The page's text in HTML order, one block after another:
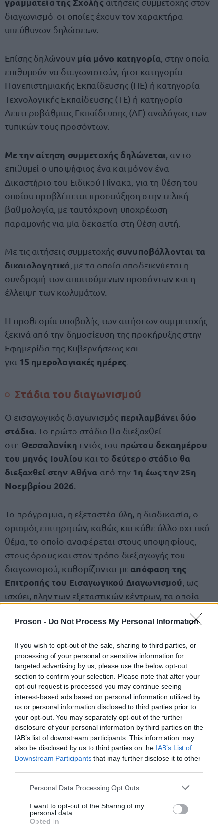
Proson - Do Not Process My Personal Information
If you wish to opt-out of the sale, sharing to third parties, or
processing of your personal or sensitive information for
targeted advertising by us, please use the below opt-out
section to confirm your selection. Please note that after your
opt-out request is processed you may continue seeing
interest-based ads based on personal information utilized by
us or personal information disclosed to third parties prior to
your opt-out. You may separately opt-out of the further
disclosure of your personal information by third parties on the
IAB’s list of downstream participants. This information may
also be disclosed by us to third parties on the IAB’s List of
Downstream Participants that may further disclose it to other
Please note that this website/app uses one or more Google
not limited to your visit or usage behaviour. You may click to
grant or deny consent to Google and its third-party tags to
Personal Data Processing Opt Outs
I want to opt-out of the Sharing of my
personal data.
Opted In
αιτήσεις συμμετοχής στον
διαγωνισμό, οι οποίες έχουν τον χαρακτήρα
υπεύθυνων δηλώσεων.
Επίσης δηλώνουν μία μόνο κατηγορία , στην οποία
επιθυμούν να διαγωνιστούν, ήτοι κατηγορία
Πανεπιστημιακής Εκπαίδευσης (ΠΕ) ή κατηγορία
Τεχνολογικής Εκπαίδευσης (ΤΕ) ή κατηγορία
Δευτεροβάθμιας Εκπαίδευσης (ΔΕ) αναλόγως των
τυπικών τους προσόντων.
Με την αίτηση συμμετοχής δηλώνεται , αν το
επιθυμεί ο υποψήφιος ένα και μόνον ένα
Δικαστήριο του Ειδικού Πίνακα, για τη θέση του
οποίου προβλέπεται προσαύξηση στην τελική
βαθμολογία, με ταυτόχρονη υποχρέωση
παραμονής για μία δεκαετία στη θέση αυτή.
Με τις αιτήσεις συμμετοχής συνυποβάλλονται τα
δικαιολογητικά , με τα οποία αποδεικνύεται η
συνδρομή των απαιτούμενων προσόντων και η
έλλειψη των κωλυμάτων.
Η προθεσμία υποβολής των αιτήσεων συμμετοχής
ξεκινά από την δημοσίευση της προκήρυξης στην
Εφημερίδα της Κυβερνήσεως και
για 15 ημερολογιακές ημέρες
Στάδια του διαγωνισμού
Ο εισαγωγικός διαγωνισμός περιλαμβάνει δύο
στάδια . Το πρώτο στάδιο θα διεξαχθεί
στη Θεσσαλονίκη εντός του πρώτου δεκαημέρου
του μηνός Ιουλίου και το δεύτερο στάδιο θα
διεξαχθεί στην Αθήνα από την 1η έως την 25η
Νοεμβρίου 2026
Το πρόγραμμα, η εξεταστέα ύλη, η διαδικασία, ο
ορισμός επιτηρητών, καθώς και κάθε άλλο σχετικό
θέμα, το οποίο αναφέρεται στους υποψηφίους,
στους όρους και στον τρόπο διεξαγωγής του
διαγωνισμού, καθορίζονται με απόφαση της
Επιτροπής του Εισαγωγικού Διαγωνισμού , ως
ισχύει, πλην των εξεταστικών κέντρων, τα οποία
Επιτροπής του Εισαγωγικού Διαγωνισμού
Δικαιοσύνης και της Σχολής.
Το πρώτο στάδιο εξέτασης περιλαμβάνειγραπτή
εξέταση, με τη μορφή γραπτού δοκιμίου ή
θεμάτων πολλαπλής επιλογής, στα εξής
αντικείμενα:
Θέμα γενικής παιδείας,
θέμα σχετικό με την οργάνωση και λειτουργία
των δικαστηρίων και των εισαγγελιών που
Υπαλλήλων (ν. 4798/2021, Α’ 68), του Κώδικα